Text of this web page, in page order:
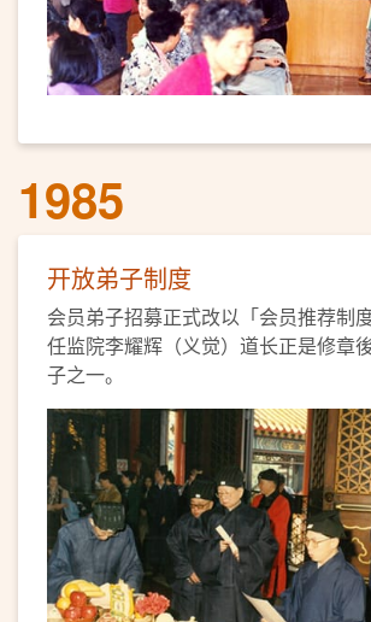
1985
开放弟子制度
会员弟子招募正式改以「会员推荐制
任监院李耀辉（义觉）道长正是修章
子之一。